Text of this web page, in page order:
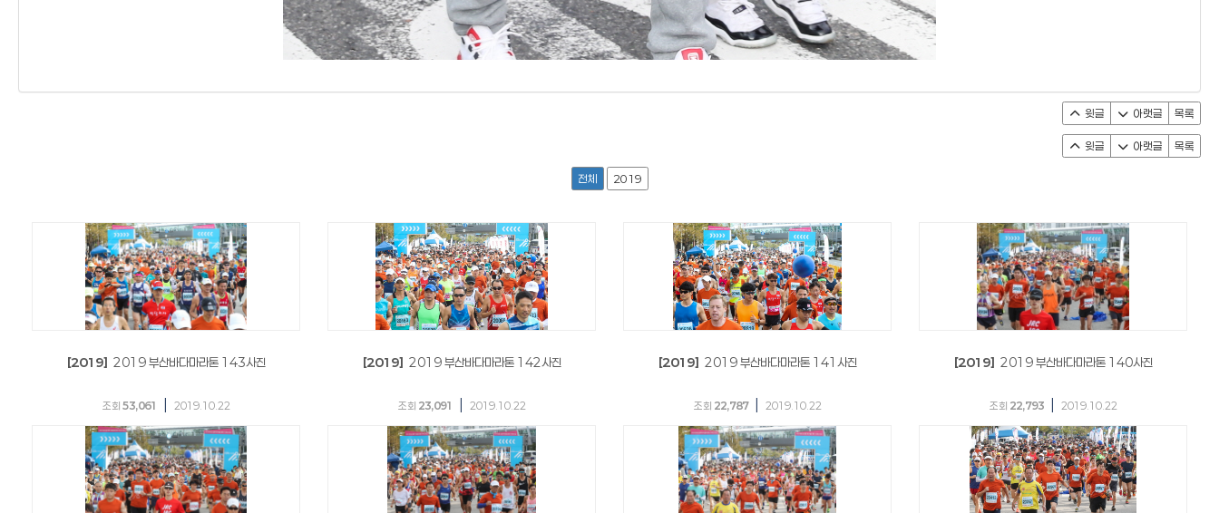
윗글 아랫글 목록
윗글 아랫글 목록
전체 2019
[2019] 2019 부산바다마라톤 143사진
조회 53,061 2019.10.22
[2019] 2019 부산바다마라톤 142사진
조회 23,091 2019.10.22
[2019] 2019 부산바다마라톤 141사진
조회 22,787 2019.10.22
[2019] 2019 부산바다마라톤 140사진
조회 22,793 2019.10.22